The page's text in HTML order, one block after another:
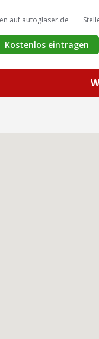
auf autoglaser.de
Kostenlos eintragen